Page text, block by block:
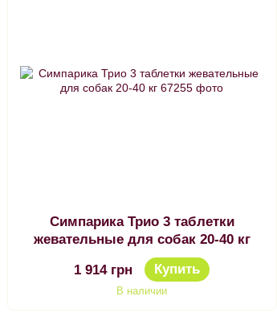
Симпарика Трио 3 таблетки
жевательные для собак 20-40 кг
1 914 грн Купить
В наличии